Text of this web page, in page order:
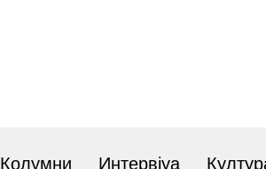
Колумни Интервјуа